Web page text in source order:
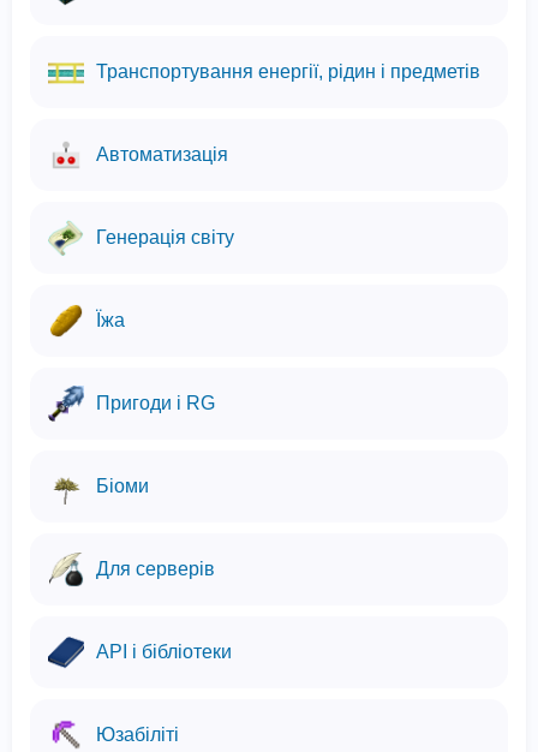
Транспортування енергії, рідин і предметів
Автоматизація
Генерація світу
Їжа
Пригоди і RG
Біоми
Для серверів
API і бібліотеки
Юзабіліті